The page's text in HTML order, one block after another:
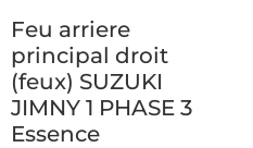
Feu arriere
principal droit
(feux) SUZUKI
JIMNY 1 PHASE 3
Essence